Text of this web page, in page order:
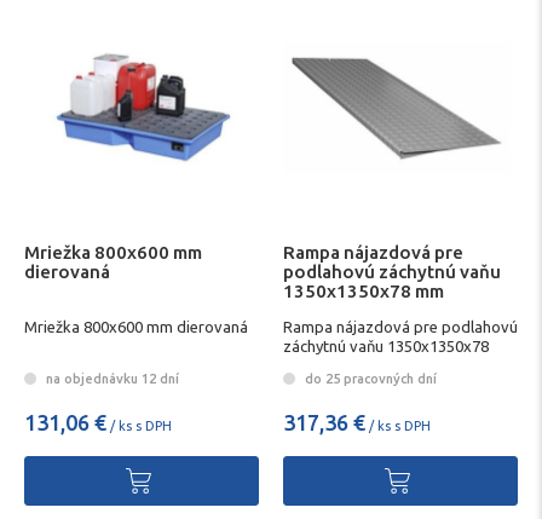
Mriežka 800x600 mm
dierovaná
Mriežka 800x600 mm dierovaná
na objednávku 12 dní
131,06 € / ks s DPH
Rampa nájazdová pre
podlahovú záchytnú vaňu
1350x1350x78 mm
Rampa nájazdová pre podlahovú
záchytnú vaňu 1350x1350x78
do 25 pracovných dní
317,36 € / ks s DPH